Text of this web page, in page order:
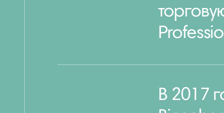
В 2017